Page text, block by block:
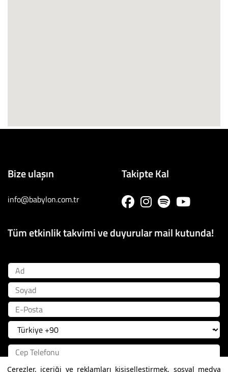
Çerezler, içeriği ve reklamları kişiselleştirmek, sosyal medya
Bize ulaşın
info@babylon.com.tr
Takipte Kal
Tüm etkinlik takvimi ve duyurular mail kutunda!
Ad
Soyad
E-Posta